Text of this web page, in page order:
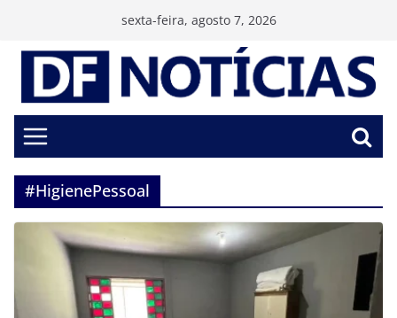
conteúdo
sexta-feira, agosto 7, 2026
#HigienePessoal